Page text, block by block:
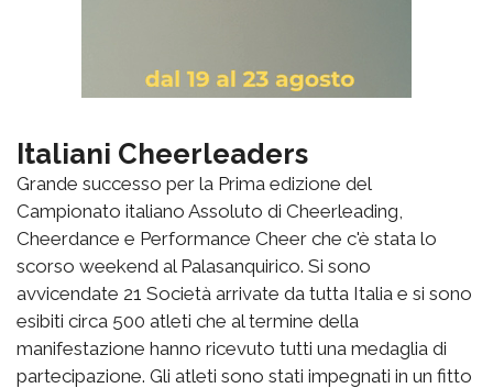
Italiani Cheerleaders
Grande successo per la Prima edizione del
Campionato italiano Assoluto di Cheerleading,
Cheerdance e Performance Cheer che c'è stata lo
scorso weekend al Palasanquirico. Si sono
avvicendate 21 Società arrivate da tutta Italia e si sono
esibiti circa 500 atleti che al termine della
manifestazione hanno ricevuto tutti una medaglia di
partecipazione. Gli atleti sono stati impegnati in un fitto